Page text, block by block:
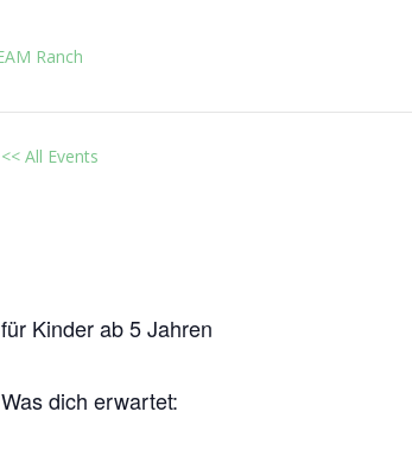
<< All Events
für Kinder ab 5 Jahren
Was dich erwartet: